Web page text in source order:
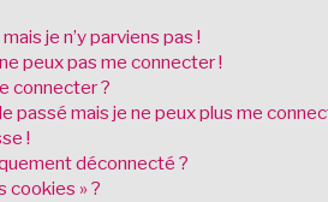
je n’y parviens pas !
peux pas me connecter !
connecter ?
passé mais je ne peux plus me
!
déconnecté ?
cookies » ?